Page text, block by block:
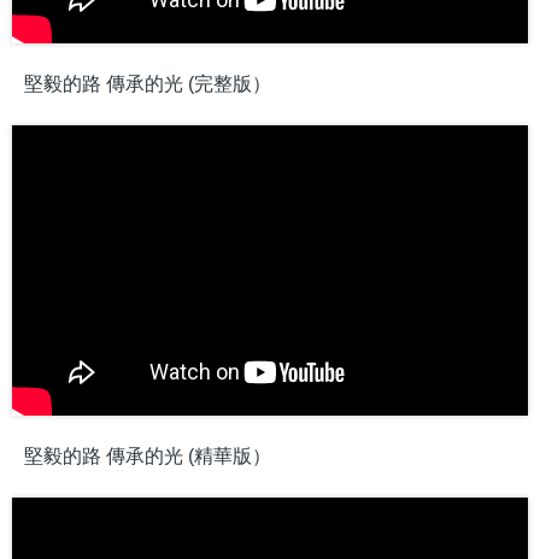
堅毅的路 傳承的光 (完整版）
堅毅的路 傳承的光 (精華版）